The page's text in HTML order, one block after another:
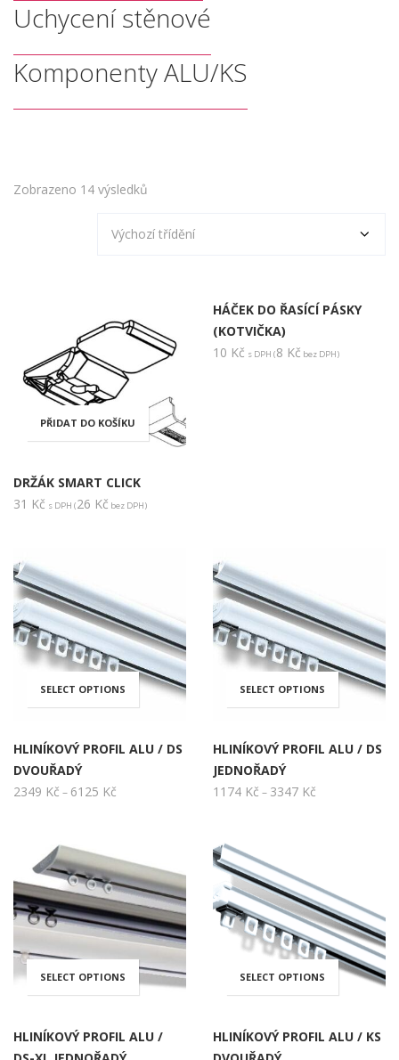
Uchycení stěnové
Komponenty ALU/KS
Zobrazeno 14 výsledků
PŘIDAT DO KOŠÍKU
DRŽÁK SMART CLICK
31 Kč s DPH (26 Kč bez DPH)
HÁČEK DO ŘASÍCÍ PÁSKY
(KOTVIČKA)
10 Kč s DPH (8 Kč bez DPH)
SELECT OPTIONS Tento
variant.
Možnosti
HLINÍKOVÝ PROFIL ALU / DS
DVOUŘADÝ
2349 Kč – 6125 Kč
až
6125 Kč
SELECT OPTIONS Tento
lze
HLINÍKOVÝ PROFIL ALU / DS
JEDNOŘADÝ
1174 Kč – 3347 Kč
SELECT OPTIONS Tento
HLINÍKOVÝ PROFIL ALU /
SELECT OPTIONS Tento
HLINÍKOVÝ PROFIL ALU / KS